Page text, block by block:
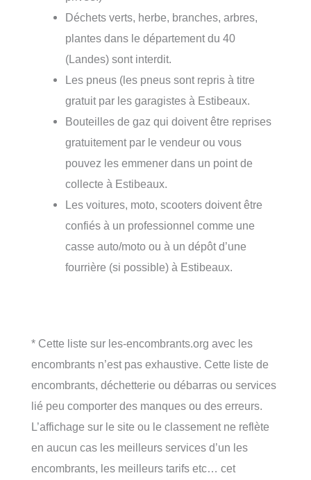
Déchets verts, herbe, branches, arbres,
plantes dans le département du 40
(Landes) sont interdit.
Les pneus (les pneus sont repris à titre
gratuit par les garagistes à Estibeaux.
Bouteilles de gaz qui doivent être reprises
gratuitement par le vendeur ou vous
pouvez les emmener dans un point de
collecte à Estibeaux.
Les voitures, moto, scooters doivent être
confiés à un professionnel comme une
casse auto/moto ou à un dépôt d’une
fourrière (si possible) à Estibeaux.
* Cette liste sur les-encombrants.org avec les
encombrants n’est pas exhaustive. Cette liste de
encombrants, déchetterie ou débarras ou services
lié peu comporter des manques ou des erreurs.
L’affichage sur le site ou le classement ne reflète
en aucun cas les meilleurs services d’un les
encombrants, les meilleurs tarifs etc… cet